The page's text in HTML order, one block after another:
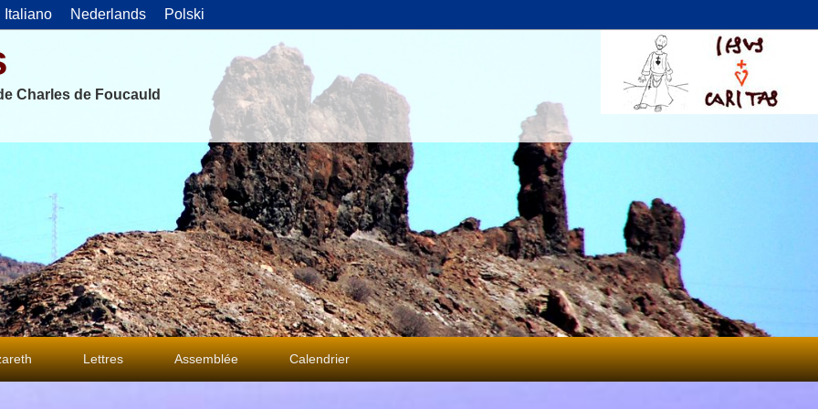
Italiano Nederlands Polski
Charles de Foucauld
Lettres Assemblée Calendrier